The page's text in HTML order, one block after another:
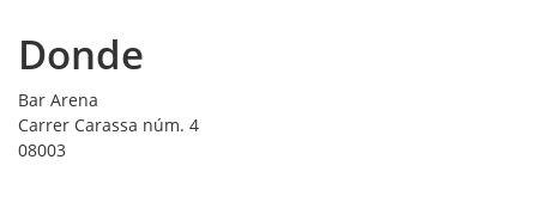
Donde
Bar Arena
Carrer Carassa núm. 4
08003